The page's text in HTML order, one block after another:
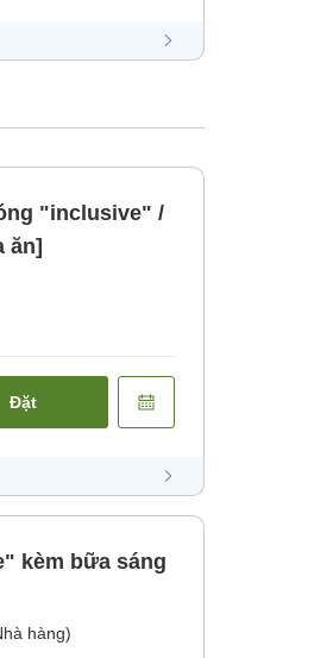
"inclusive" /
ăn]
Đặt
kèm bữa sáng
hàng)